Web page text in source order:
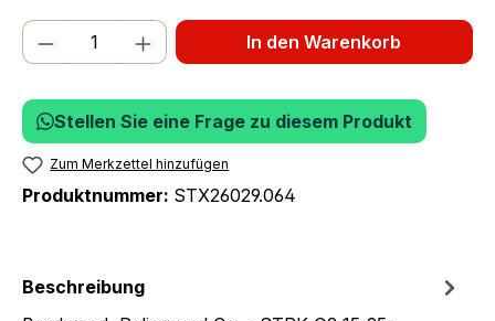
Produkt Anzahl: Gib den gewünschten
In den Warenkorb
Stellen Sie eine Frage zu diesem Produkt
Zum Merkzettel hinzufügen
Produktnummer: STX26029.064
Beschreibung